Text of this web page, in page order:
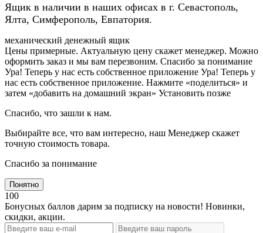
Ящик в наличии в наших офисах в г. Севастополь,
Ялта, Симферополь, Евпатория.
механический денежный ящик
Цены примерные. Актуальную цену скажет менеджер. Можно
оформить заказ и мы вам перезвоним. Спасибо за понимание
Ура! Теперь у нас есть собственное приложение Ура! Теперь у
нас есть собственное приложение. Нажмите «поделиться» и
затем «добавить на домашний экран» Установить позже
Спасибо, что зашли к нам.
Выбирайте все, что вам интересно, наш Менеджер скажет
точную стоимость товара.
Спасибо за понимание
Понятно
100
Бонусных баллов дарим за подписку на новости! Новинки,
скидки, акции.